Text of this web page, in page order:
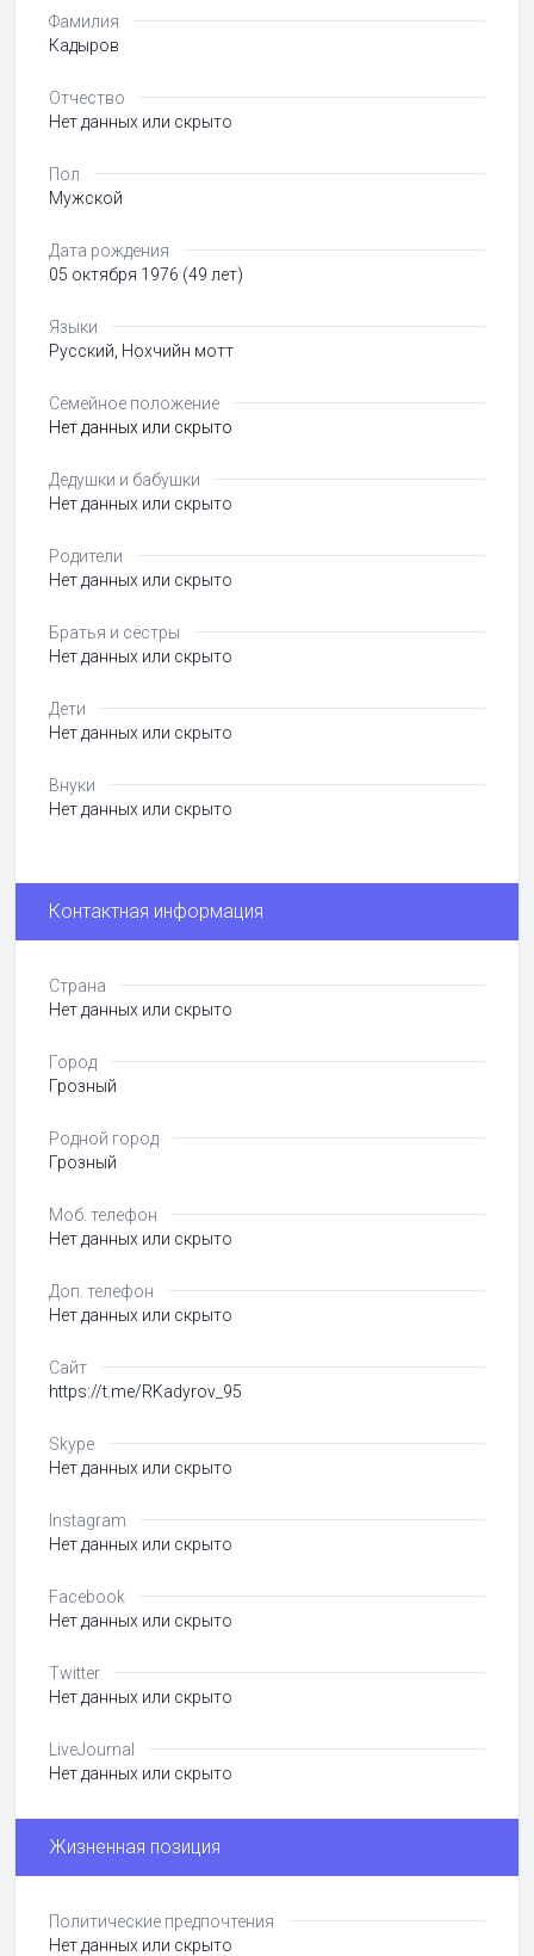
Фамилия
Кадыров
Отчество
Нет данных или скрыто
Пол
Мужской
Дата рождения
05 октября 1976 (49 лет)
Языки
Русский, Нохчийн мотт
Семейное положение
Нет данных или скрыто
Дедушки и бабушки
Нет данных или скрыто
Родители
Нет данных или скрыто
Братья и сёстры
Нет данных или скрыто
Дети
Нет данных или скрыто
Внуки
Нет данных или скрыто
Контактная информация
Страна
Нет данных или скрыто
Город
Грозный
Родной город
Грозный
Моб. телефон
Нет данных или скрыто
Доп. телефон
Нет данных или скрыто
Сайт
https://t.me/RKadyrov_95
Skype
Нет данных или скрыто
Instagram
Нет данных или скрыто
Facebook
Нет данных или скрыто
Twitter
Нет данных или скрыто
LiveJournal
Нет данных или скрыто
Жизненная позиция
Политические предпочтения
Нет данных или скрыто